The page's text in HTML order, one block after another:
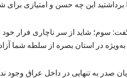
برداشتید این چه حسن و امتیازی برای
سوم؛ شاید از سر ناچاری فرار خود
در استان بصره از سلطه شما
صدر به‌ تنهایی در داخل عراق